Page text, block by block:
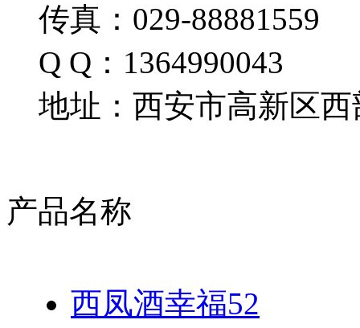
传真：029-88881559
Q Q：1364990043
地址：西安市高新区西
产品名称
西凤酒幸福52